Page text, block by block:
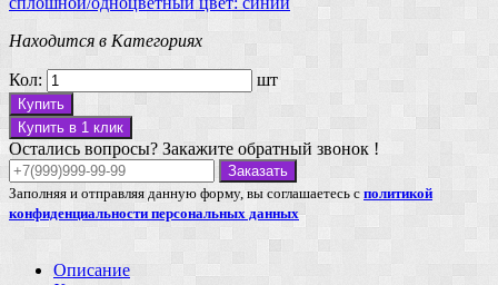
Находится в Категориях
Кол: шт
Купить
Купить в 1 клик
Остались вопросы? Закажите обратный звонок !
Заказать
Заполняя и отправляя данную форму, вы соглашаетесь с политикой
конфиденциальности персональных данных
Описание